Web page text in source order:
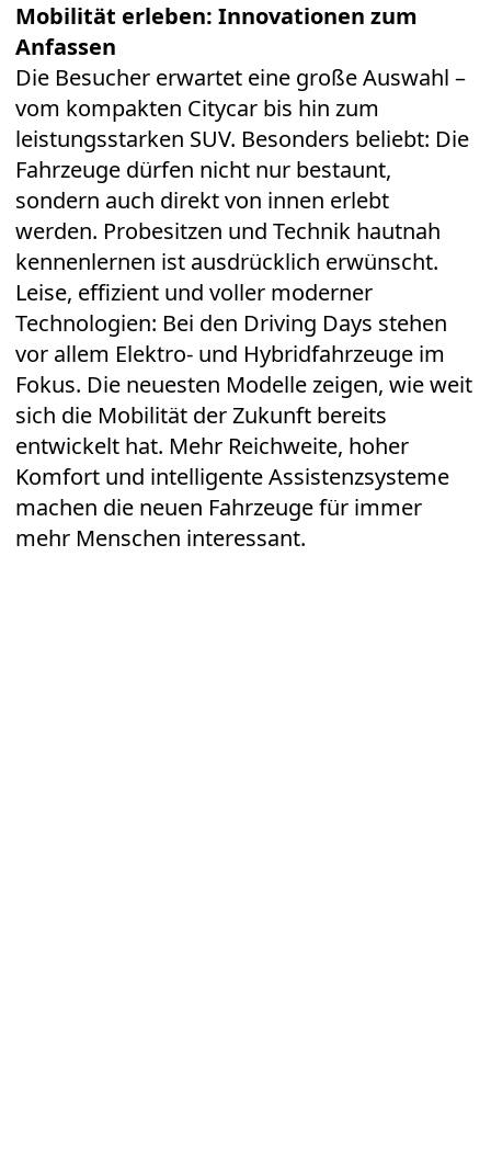
Mobilität erleben: Innovationen zum
Anfassen
Die Besucher erwartet eine große Auswahl –
vom kompakten Citycar bis hin zum
leistungsstarken SUV. Besonders beliebt: Die
Fahrzeuge dürfen nicht nur bestaunt,
sondern auch direkt von innen erlebt
werden. Probesitzen und Technik hautnah
kennenlernen ist ausdrücklich erwünscht.
Leise, effizient und voller moderner
Technologien: Bei den Driving Days stehen
vor allem Elektro- und Hybridfahrzeuge im
Fokus. Die neuesten Modelle zeigen, wie weit
sich die Mobilität der Zukunft bereits
entwickelt hat. Mehr Reichweite, hoher
Komfort und intelligente Assistenzsysteme
machen die neuen Fahrzeuge für immer
mehr Menschen interessant.